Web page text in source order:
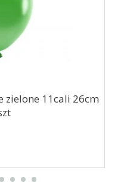
zielone 11cali 26cm